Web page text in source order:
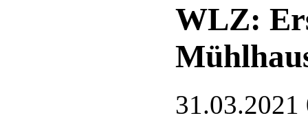
WLZ:
31.03.2021